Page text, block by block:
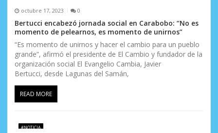
octubre 17, 2023 0
Bertucci encabezó jornada social en Carabobo: “No es
momento de pelearnos, es momento de unirnos”
“Es momento de unirnos y hacer el cambio para un pueblo
grande”, afirmó el presidente de El Cambio y fundador de la
organización social El Evangelio Cambia, Javier
Bertucci, desde Lagunas del Samán,
READ MORE
#NOTICIA